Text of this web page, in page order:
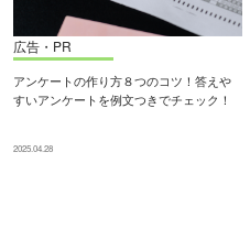
広告・PR
アンケートの作り方８つのコツ！答えや
すいアンケートを例文つきでチェック！
2025.04.28